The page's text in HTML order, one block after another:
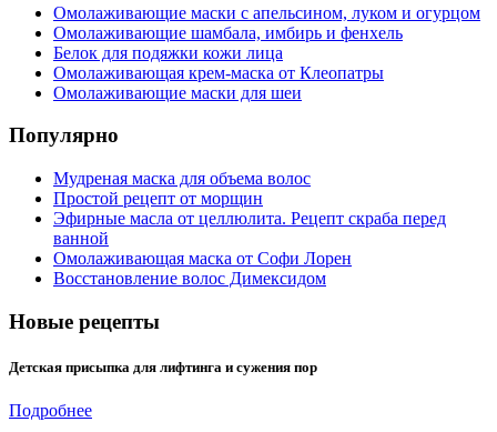
Омолаживающие маски с апельсином, луком и огурцом
Омолаживающие шамбала, имбирь и фенхель
Белок для подяжки кожи лица
Омолаживающая крем-маска от Клеопатры
Омолаживающие маски для шеи
Популярно
Мудреная маска для объема волос
Простой рецепт от морщин
Эфирные масла от целлюлита. Рецепт скраба перед
ванной
Омолаживающая маска от Софи Лорен
Восстановление волос Димексидом
Новые рецепты
Детская присыпка для лифтинга и сужения пор
Подробнее